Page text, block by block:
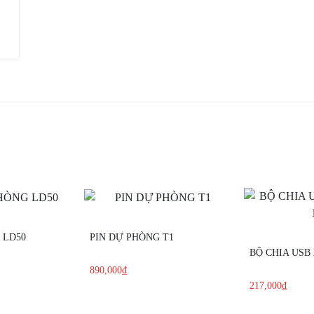
LD50 PIN DỰ PHÒNG T1
890,000₫
BỘ CHIA USB
217,000₫